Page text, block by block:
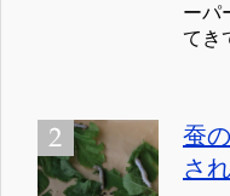
ーパ
てき
蚕
さ